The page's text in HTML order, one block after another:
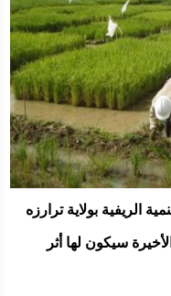
الريفية بولاية ترارزه
سيكون لها أثر